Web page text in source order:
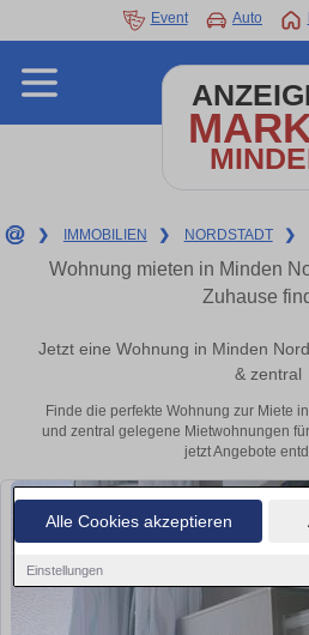
Alle Cookies akzeptieren
Einstellungen
Event Auto
❯ IMMOBILIEN ❯ NORDSTADT ❯
Wohnung mieten in Minden
Zuhause
Jetzt eine Wohnung in Minden
& zentral
Finde die perfekte Wohnung zur Miete
und zentral gelegene Mietwohnungen
jetzt Angebote